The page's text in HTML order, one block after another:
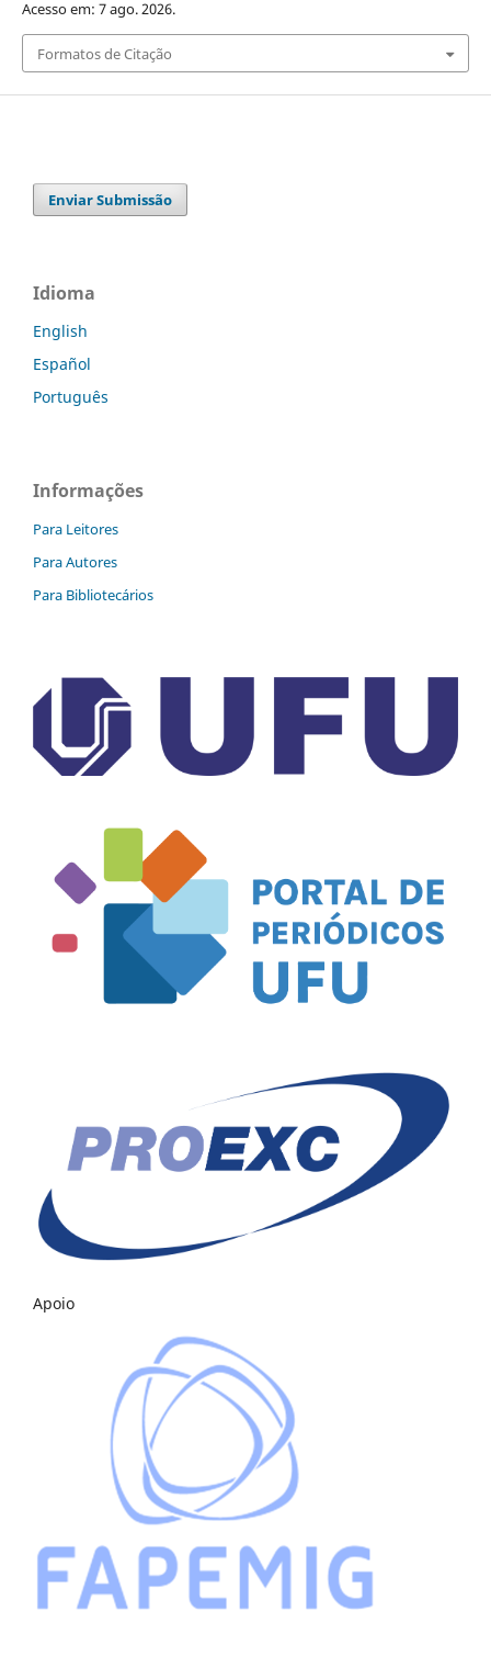
Acesso em: 7 ago. 2026.
Formatos de Citação
Enviar Submissão
Idioma
English
Español
Português
Informações
Para Leitores
Para Autores
Para Bibliotecários
Apoio